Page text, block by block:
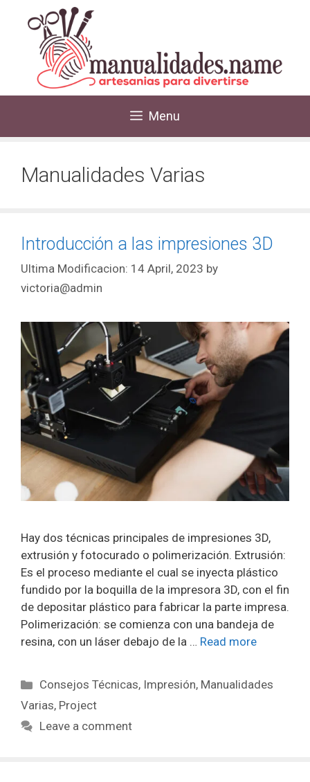
Menu
Manualidades Varias
Introducción a las impresiones 3D
14 April, 2023 by
victoria@admin
Hay dos técnicas principales de impresiones 3D,
extrusión y fotocurado o polimerización. Extrusión:
Es el proceso mediante el cual se inyecta plástico
fundido por la boquilla de la impresora 3D, con el fin
de depositar plástico para fabricar la parte impresa.
Polimerización: se comienza con una bandeja de
resina, con un láser debajo de la … Read more
Consejos Técnicas, Impresión, Manualidades
Varias, Project
Leave a comment